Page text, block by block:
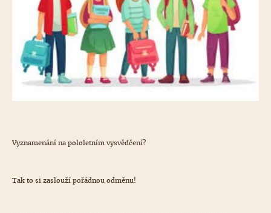
Vyznamenání na pololetním vysvědčení?
Tak to si zaslouží pořádnou odměnu!